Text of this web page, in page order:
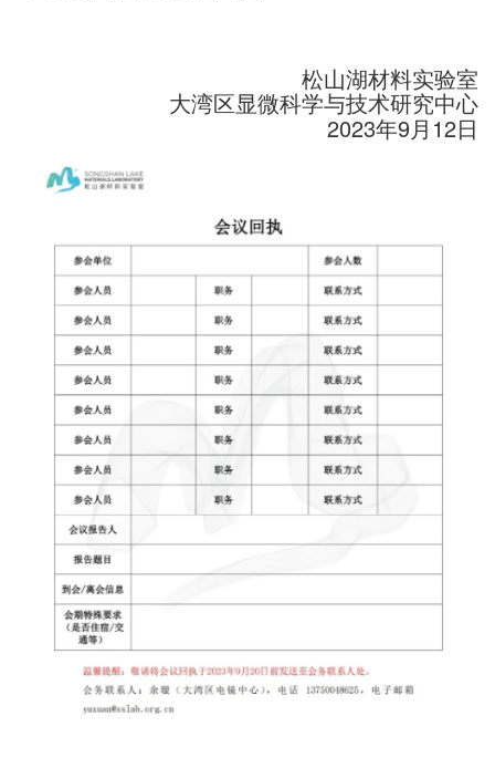
松山湖材料实验室
大湾区显微科学与技术研究中心
2023年9月12日